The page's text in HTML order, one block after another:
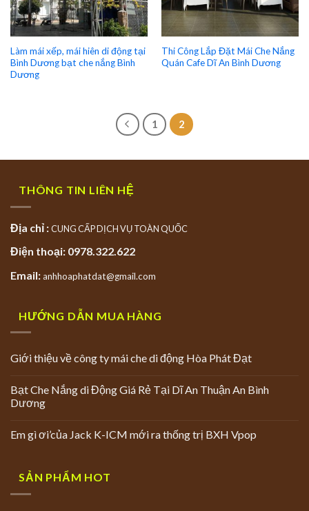
Làm mái xếp, mái hiên di động tại
Bình Dương bạt che nắng Bình
Dương
Thi Công Lắp Đặt Mái Che Nắng
Quán Cafe Dĩ An Bình Dương
1 2
THÔNG TIN LIÊN HỆ
Địa chỉ :CUNG CẤP DỊCH VỤ TOÀN QUỐC
Điện thoại: 0978.322.622
Email:anhhoaphatdat@gmail.com
HƯỚNG DẪN MUA HÀNG
Giới thiệu về công ty mái che di động Hòa Phát Đạt
Bạt Che Nắng di Động Giá Rẻ Tại Dĩ An Thuận An Bình
Dương
Em gì ơi’của Jack K-ICM mới ra thống trị BXH Vpop
SẢN PHẨM HOT